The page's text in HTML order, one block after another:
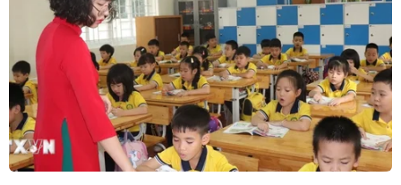
Chủ trương của ASEAN trong quan hệ với
Mỹ và Trung Quốc
06/09/2019 00:38
Một quan chức cấp cao của Bộ Quốc phòng Mỹ thừa